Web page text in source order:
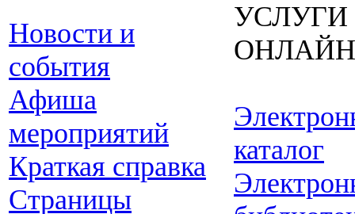
Новости и
события
Афиша
мероприятий
Краткая справка
Страницы
УСЛУГИ
ОНЛАЙН
каталог